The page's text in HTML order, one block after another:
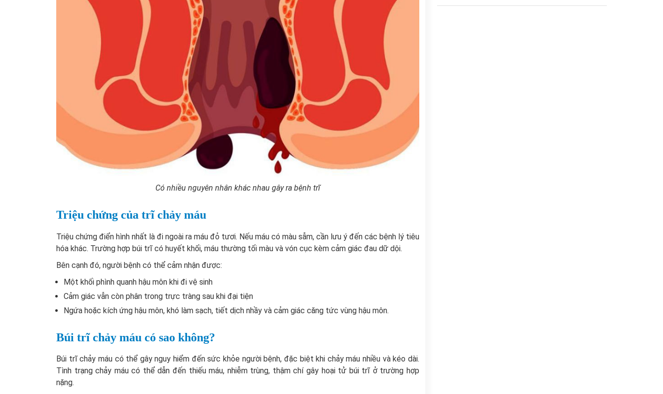
Có nhiều nguyên nhân khác nhau gây ra bệnh trĩ
Triệu chứng của trĩ chảy máu
Triệu chứng điển hình nhất là đi ngoài ra máu đỏ tươi. Nếu máu có màu sẫm, cần lưu ý đến các bệnh lý tiêu
hóa khác. Trường hợp búi trĩ có huyết khối, máu thường tối màu và vón cục kèm cảm giác đau dữ dội.
Bên cạnh đó, người bệnh có thể cảm nhận được:
Một khối phình quanh hậu môn khi đi vệ sinh
Cảm giác vẫn còn phân trong trực tràng sau khi đại tiện
Ngứa hoặc kích ứng hậu môn, khó làm sạch, tiết dịch nhầy và cảm giác căng tức vùng hậu môn.
Búi trĩ chảy máu có sao không?
Búi trĩ chảy máu có thể gây nguy hiểm đến sức khỏe người bệnh, đặc biệt khi chảy máu nhiều và kéo dài.
Tình trạng chảy máu có thể dẫn đến thiếu máu, nhiễm trùng, thậm chí gây hoại tử búi trĩ ở trường hợp
nặng.